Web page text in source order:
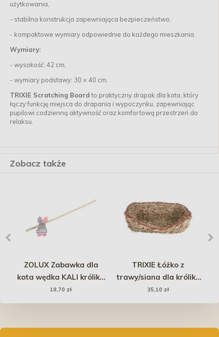
użytkowania,
- stabilna konstrukcja zapewniająca bezpieczeństwo,
- kompaktowe wymiary odpowiednie do każdego mieszkania.
Wymiary:
- wysokość: 42 cm,
- wymiary podstawy: 30 × 40 cm.
TRIXIE Scratching Boardto praktyczny drapak dla kota, który
łączy funkcję miejsca do drapania i wypoczynku, zapewniając
pupilowi codzienną aktywność oraz komfortową przestrzeń do
relaksu.
Zobacz także
ZOLUX Zabawka dla
kota wędka KALI królik -
szary
18,70 zł
TRIXIE Łóżko z
trawy/siana dla królika
33 x 12 x 26 cm
35,10 zł